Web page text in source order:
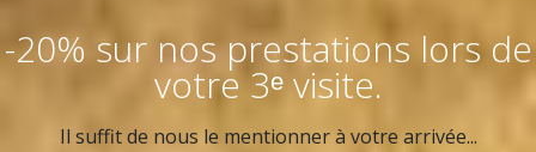
-20% sur nos prestations lors de
votre 3ᵉ visite.
Il suffit de nous le mentionner à votre arrivée...